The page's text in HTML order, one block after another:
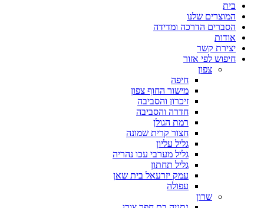
בית
המוצרים שלנו
הסברים הדרכה ומדידה
אודות
יצירת קשר
חיפוש לפי אזור
צפון
חיפה
מישור החוף צפון
זיכרון והסביבה
חדרה והסביבה
רמת הגולן
חצור קרית שמונה
גליל עליון
גליל מערבי עכו נהריה
גליל תחתון
עמק יזרעאל בית שאן
עפולה
שרון